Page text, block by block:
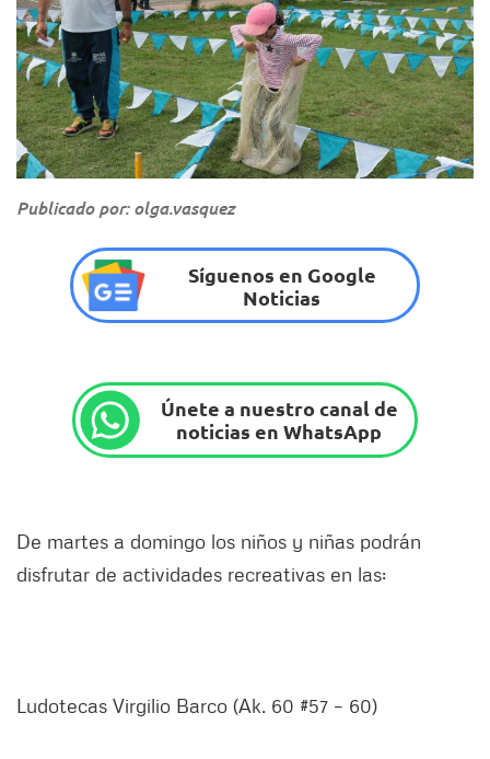
Publicado por: olga.vasquez
Síguenos en Google
Noticias
Únete a nuestro canal de
noticias en WhatsApp
De martes a domingo los niños y niñas podrán
disfrutar de actividades recreativas en las:
Ludotecas Virgilio Barco (Ak. 60 #57 – 60)